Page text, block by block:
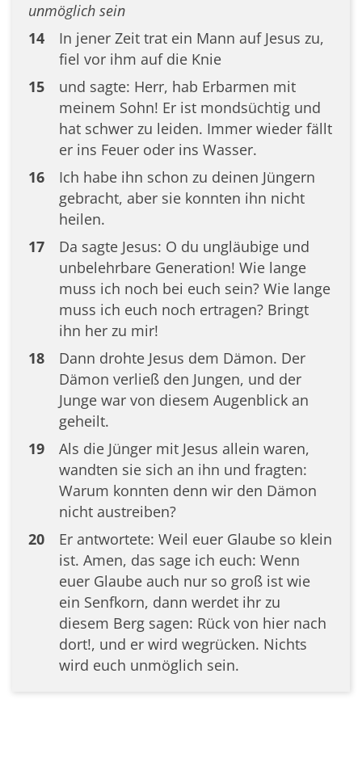
unmöglich sein
14
In jener Zeit trat ein Mann auf Jesus zu,
fiel vor ihm auf die Knie
15
und sagte: Herr, hab Erbarmen mit
meinem Sohn! Er ist mondsüchtig und
hat schwer zu leiden. Immer wieder fällt
er ins Feuer oder ins Wasser.
16
Ich habe ihn schon zu deinen Jüngern
gebracht, aber sie konnten ihn nicht
heilen.
17
Da sagte Jesus: O du ungläubige und
unbelehrbare Generation! Wie lange
muss ich noch bei euch sein? Wie lange
muss ich euch noch ertragen? Bringt
ihn her zu mir!
18
Dann drohte Jesus dem Dämon. Der
Dämon verließ den Jungen, und der
Junge war von diesem Augenblick an
geheilt.
19
Als die Jünger mit Jesus allein waren,
wandten sie sich an ihn und fragten:
Warum konnten denn wir den Dämon
nicht austreiben?
20
Er antwortete: Weil euer Glaube so klein
ist. Amen, das sage ich euch: Wenn
euer Glaube auch nur so groß ist wie
ein Senfkorn, dann werdet ihr zu
diesem Berg sagen: Rück von hier nach
dort!, und er wird wegrücken. Nichts
wird euch unmöglich sein.